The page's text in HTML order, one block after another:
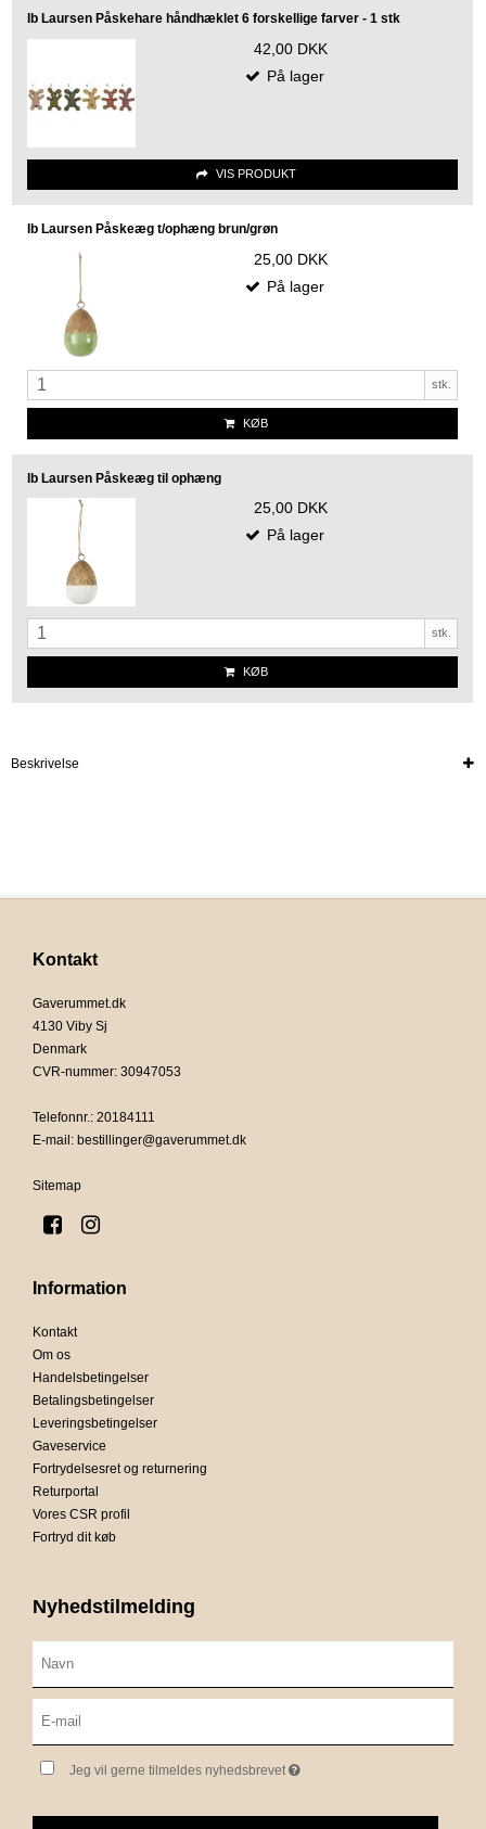
Ib Laursen Påskehare håndhæklet 6 forskellige farver - 1 stk
42,00 DKK
På lager
VIS PRODUKT
Ib Laursen Påskeæg t/ophæng brun/grøn
25,00 DKK
På lager
stk.
KØB
Ib Laursen Påskeæg til ophæng
25,00 DKK
På lager
stk.
KØB
Beskrivelse
Kontakt
Gaverummet.dk
4130 Viby Sj
Denmark
CVR-nummer: 30947053
Telefonnr. : 20184111
E-mail: bestillinger@gaverummet.dk
Sitemap
Information
Kontakt
Om os
Handelsbetingelser
Betalingsbetingelser
Leveringsbetingelser
Gaveservice
Fortrydelsesret og returnering
Returportal
Vores CSR profil
Fortryd dit køb
Nyhedstilmelding
Jeg vil gerne tilmeldes nyhedsbrevet